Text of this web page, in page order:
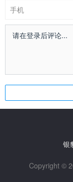
手机
银
Copyright ©